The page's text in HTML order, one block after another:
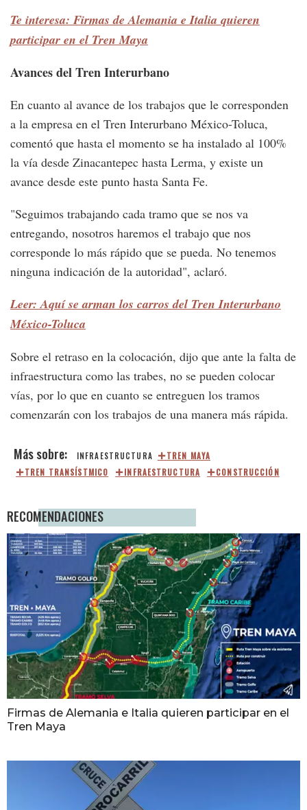
Te interesa: Firmas de Alemania e Italia quieren
participar en el Tren Maya
Avances del Tren Interurbano
En cuanto al avance de los trabajos que le corresponden
a la empresa en el Tren Interurbano México-Toluca,
comentó que hasta el momento se ha instalado al 100%
la vía desde Zinacantepec hasta Lerma, y existe un
avance desde este punto hasta Santa Fe.
"Seguimos trabajando cada tramo que se nos va
entregando, nosotros haremos el trabajo que nos
corresponde lo más rápido que se pueda. No tenemos
ninguna indicación de la autoridad", aclaró.
Leer: Aquí se arman los carros del Tren Interurbano
México-Toluca
Sobre el retraso en la colocación, dijo que ante la falta de
infraestructura como las trabes, no se pueden colocar
vías, por lo que en cuanto se entreguen los tramos
comenzarán con los trabajos de una manera más rápida.
INFRAESTRUCTURA
TREN MAYA
TREN TRANSÍSTMICO
INFRAESTRUCTURA CONSTRUCCIÓN
RECOMENDACIONES
Firmas de Alemania e Italia quieren participar en el
Tren Maya